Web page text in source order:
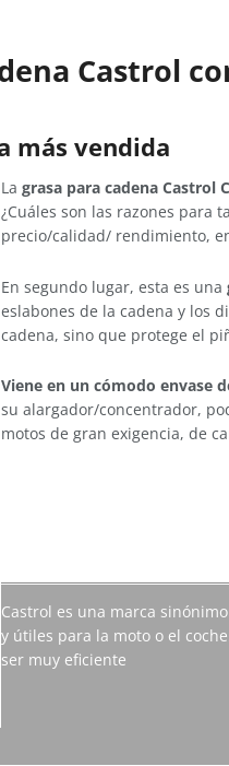
Castrol
más vendida
La grasa para cadena Castrol
¿Cuáles son las razones para
precio/calidad/ rendimiento,
En segundo lugar, esta es una
eslabones de la cadena y los
cadena, sino que protege el
Viene en un cómodo envase
su alargador/concentrador,
motos de gran exigencia, de
Castrol es una marca
y útiles para la moto o el
ser muy eficiente